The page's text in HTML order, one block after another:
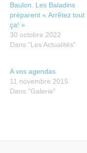
Baulon. Les Baladins
préparent « Arrêtez tout
ça! »
30 octobre 2022
Dans "Les Actualités"
A vos agendas
11 novembre 2015
Dans "Galerie"